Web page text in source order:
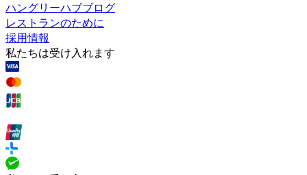
ハングリーハブブログ
レストランのために
採用情報
私たちは受け入れます